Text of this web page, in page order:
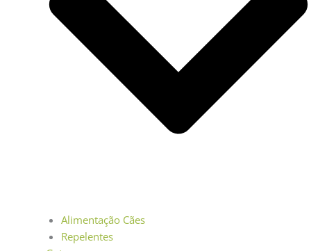
Alimentação Cães
Repelentes